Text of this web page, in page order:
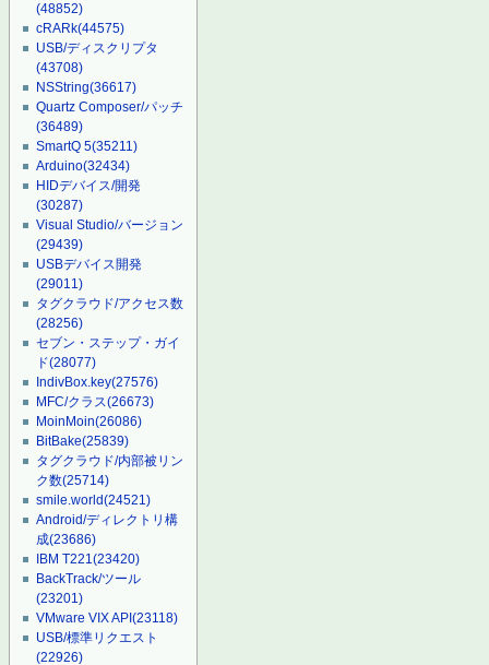
(48852)
cRARk(44575)
USB/ディスクリプタ
(43708)
NSString(36617)
Quartz Composer/パッチ
(36489)
SmartQ 5(35211)
Arduino(32434)
HIDデバイス/開発
(30287)
Visual Studio/バージョン
(29439)
USBデバイス開発
(29011)
タグクラウド/アクセス数
(28256)
セブン・ステップ・ガイ
ド(28077)
IndivBox.key(27576)
MFC/クラス(26673)
MoinMoin(26086)
BitBake(25839)
タグクラウド/内部被リン
ク数(25714)
smile.world(24521)
Android/ディレクトリ構
成(23686)
IBM T221(23420)
BackTrack/ツール
(23201)
VMware VIX API(23118)
USB/標準リクエスト
(22926)